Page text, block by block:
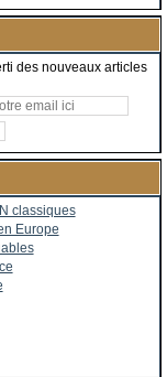
des nouveaux articles
classiques
Europe